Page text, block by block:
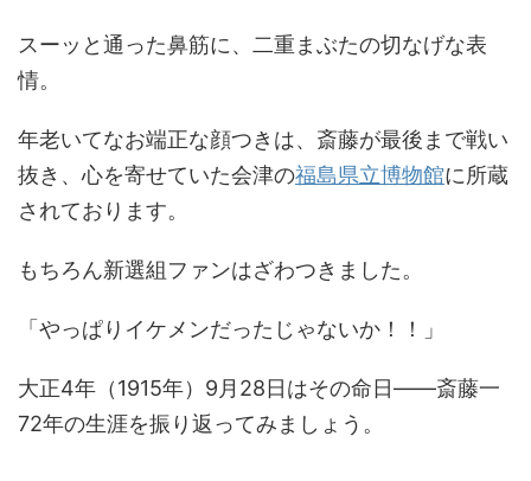
スーッと通った鼻筋に、二重まぶたの切なげな表
情。
年老いてなお端正な顔つきは、斎藤が最後まで戦い
抜き、心を寄せていた会津の福島県立博物館に所蔵
されております。
もちろん新選組ファンはざわつきました。
「やっぱりイケメンだったじゃないか！！」
大正4年（1915年）9月28日はその命日――斎藤一
72年の生涯を振り返ってみましょう。